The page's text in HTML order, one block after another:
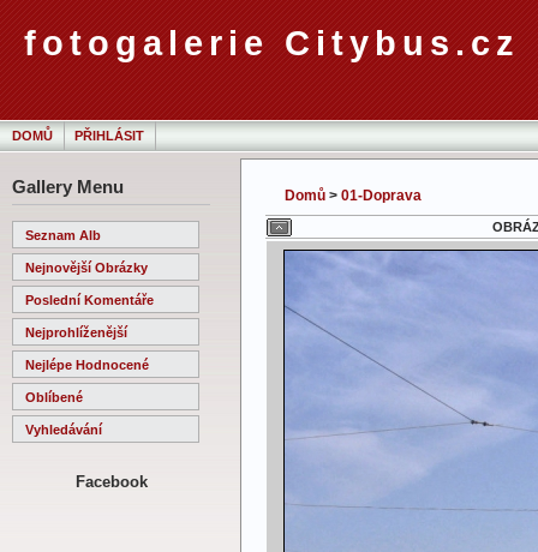
fotogalerie Citybus.cz
DOMŮ PŘIHLÁSIT
Gallery Menu
Seznam Alb
Nejnovější Obrázky
Poslední Komentáře
Nejprohlíženější
Nejlépe Hodnocené
Oblíbené
Vyhledávání
Facebook
Domů > 01-Doprava